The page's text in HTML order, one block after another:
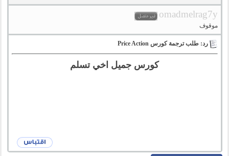
omadmelrag7y
موقوف
رد: طلب ترجمة كورس Price Action
كورس جميل اخي تسلم